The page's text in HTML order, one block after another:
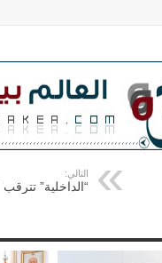
التالي:
“الداخلية”